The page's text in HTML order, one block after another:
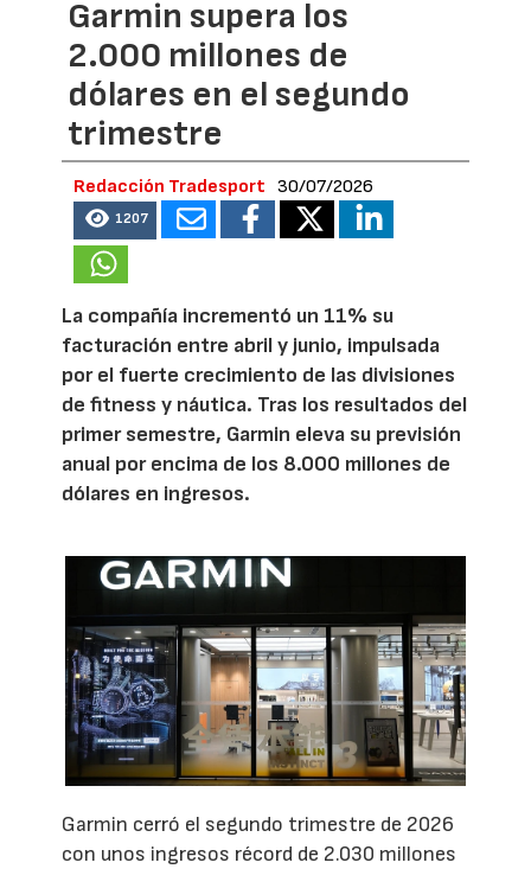
Garmin supera los
2.000 millones de
dólares en el segundo
trimestre
Redacción Tradesport 30/07/2026
1207
La compañía incrementó un 11% su
facturación entre abril y junio, impulsada
por el fuerte crecimiento de las divisiones
de fitness y náutica. Tras los resultados del
primer semestre, Garmin eleva su previsión
anual por encima de los 8.000 millones de
dólares en ingresos.
Garmin cerró el segundo trimestre de 2026
con unos ingresos récord de 2.030 millones